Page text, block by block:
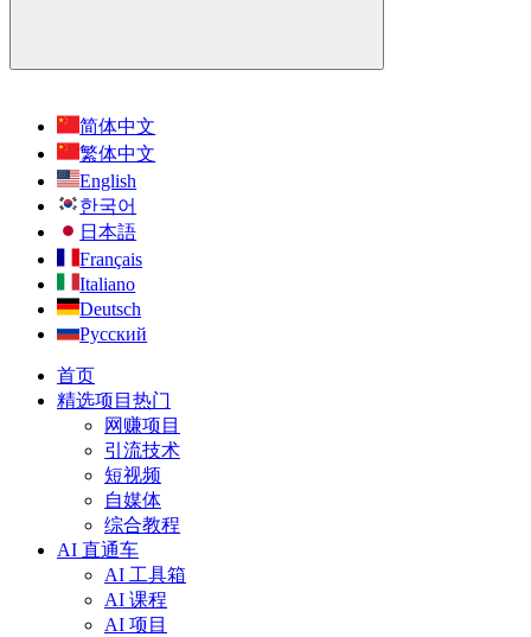
简体中文
繁体中文
English
한국어
日本語
Français
Italiano
Deutsch
Русский
首页
精选项目 热门
网赚项目
引流技术
短视频
自媒体
综合教程
AI 直通车
AI 工具箱
AI 课程
AI 项目